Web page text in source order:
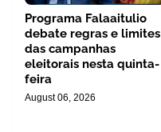
Programa Falaaitulio
debate regras e limites
das campanhas
eleitorais nesta quinta-
feira
August 06, 2026